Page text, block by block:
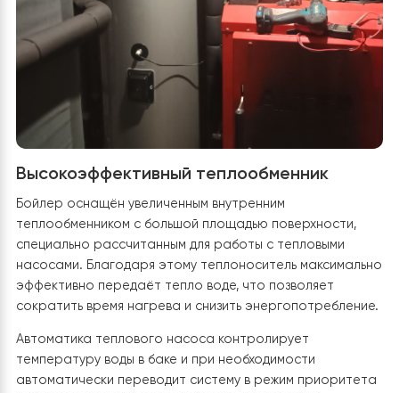
позволяет более эффективно использовать
электроэнергию и обеспечивает непрерывное
отопление даже при длительных отключениях
электроснабжения.
Этап 3. Накопление тепловой энергии и
организация горячего водоснабжения
Для обеспечения максимального комфорта жильцов и
эффективного использования возможностей
насоса Raymer RAY-18DS2-EVI
интегрирован современный бойлер косвенного
Основной задачей данного этапа стало создание
и обеспечение её бесперебойной подачи даже при
длительных отключениях электроэнергии.